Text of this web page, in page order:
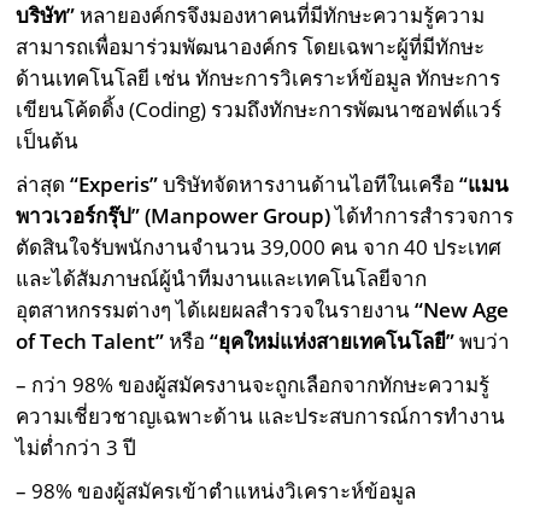
บริษัท” หลายองค์กรจึงมองหาคนที่มีทักษะความรู้ความ
สามารถเพื่อมาร่วมพัฒนาองค์กร โดยเฉพาะผู้ที่มีทักษะ
ด้านเทคโนโลยี เช่น ทักษะการวิเคราะห์ข้อมูล ทักษะการ
เขียนโค้ดดิ้ง (Coding) รวมถึงทักษะการพัฒนาซอฟต์แวร์
เป็นต้น
ล่าสุด“Experis”บริษัทจัดหารงานด้านไอทีในเครือ“แมน
พาวเวอร์กรุ๊ป” (Manpower Group)ได้ทําการสํารวจการ
ตัดสินใจรับพนักงานจํานวน 39,000 คน จาก 40 ประเทศ
และได้สัมภาษณ์ผู้นําทีมงานและเทคโนโลยีจาก
อุตสาหกรรมต่างๆ ได้เผยผลสำรวจในรายงาน“New Age
of Tech Talent” หรือ“ยุคใหม่แห่งสายเทคโนโลยี”พบว่า
– กว่า 98% ของผู้สมัครงานจะถูกเลือกจากทักษะความรู้
ความเชี่ยวชาญเฉพาะด้าน และประสบการณ์การทำงาน
ไม่ต่ำกว่า 3 ปี
– 98% ของผู้สมัครเข้าตําแหน่งวิเคราะห์ข้อมูล